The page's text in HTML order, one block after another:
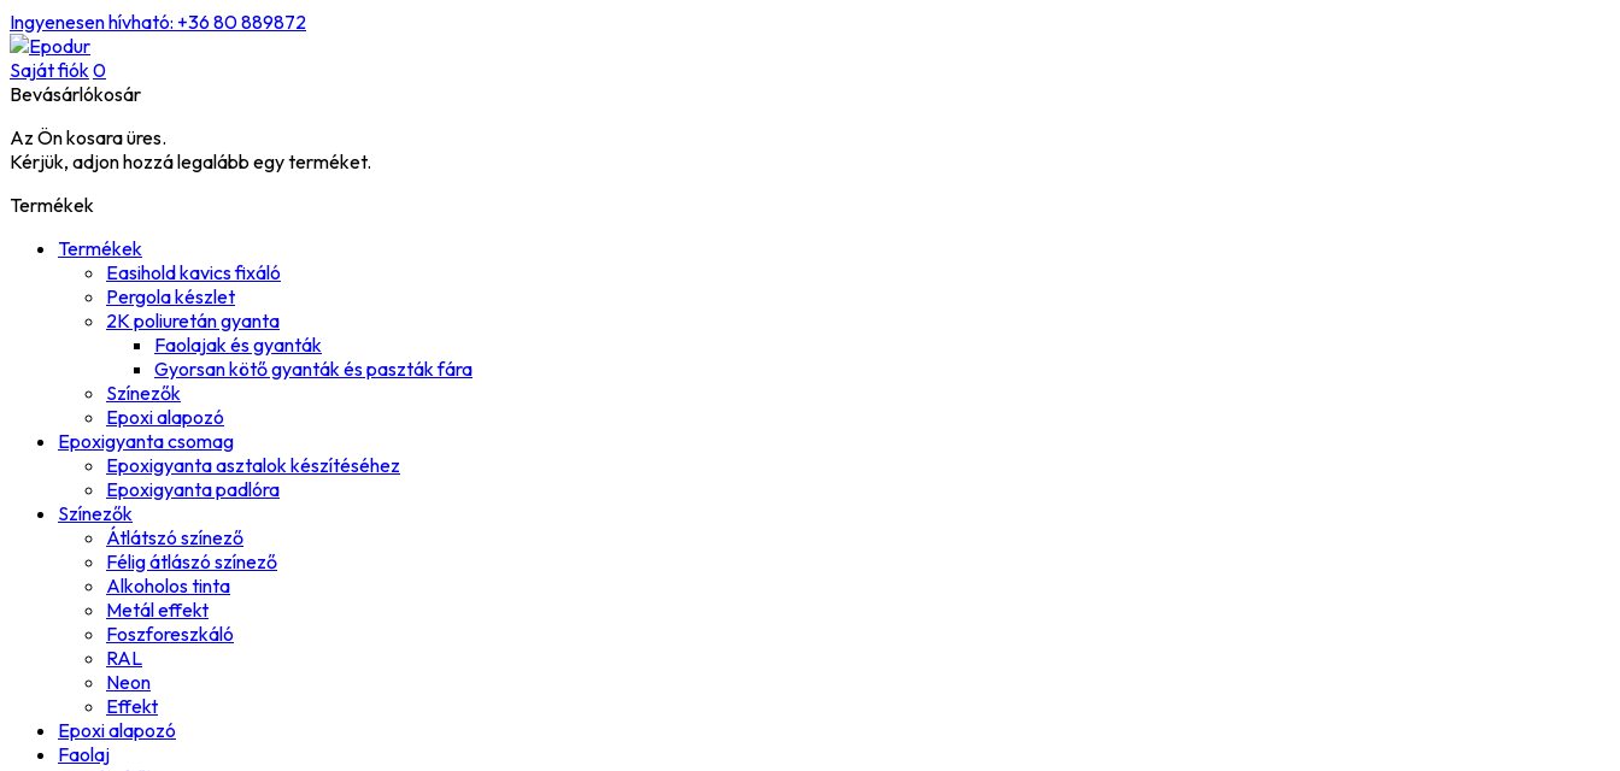
Ingyenesen hívható: +36 80 889872
Saját fiók0
Bevásárlókosár
Az Ön kosara üres.
Kérjük, adjon hozzá legalább egy terméket.
Termékek
Termékek
Easihold kavics fixáló
Pergola készlet
2K poliuretán gyanta
Faolajak és gyanták
Gyorsan kötő gyanták és paszták fára
Színezők
Epoxi alapozó
Epoxigyanta csomag
Epoxigyanta asztalok készítéséhez
Epoxigyanta padlóra
Színezők
Átlátszó színező
Félig átlászó színező
Alkoholos tinta
Metál effekt
Foszforeszkáló
RAL
Neon
Effekt
Epoxi alapozó
Faolaj